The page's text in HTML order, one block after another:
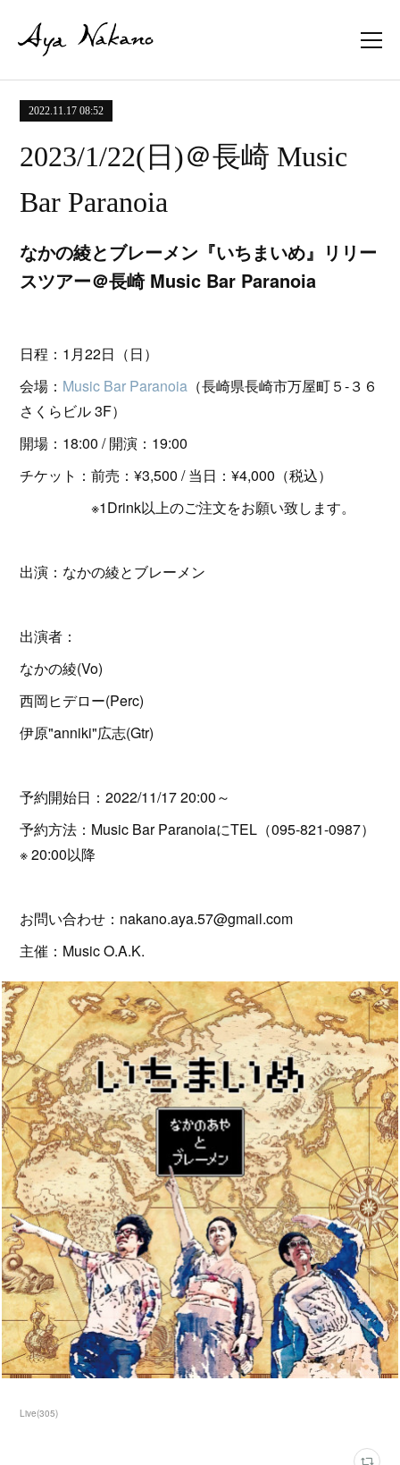
2022.11.17 08:52
2023/1/22(日)＠長崎 Music
Bar Paranoia
なかの綾とブレーメン『いちまいめ』リリー
スツアー＠長崎 Music Bar Paranoia
日程：1月22日（日）
会場： Music Bar Paranoia （長崎県長崎市万屋町５-３６
さくらビル 3F）
開場：18:00 / 開演：19:00
チケット：前売：¥3,500 / 当日：¥4,000（税込）
※1Drink以上のご注文をお願い致します。
出演：なかの綾とブレーメン
出演者：
なかの綾(Vo)
西岡ヒデロー(Perc)
伊原"anniki"広志(Gtr)
予約開始日：2022/11/17 20:00～
予約方法：Music Bar ParanoiaにTEL（095-821-0987）
※ 20:00以降
お問い合わせ：nakano.aya.57@gmail.com
主催：Music O.A.K.
Live(305)